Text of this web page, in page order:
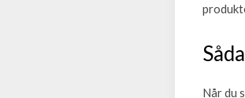
Når du